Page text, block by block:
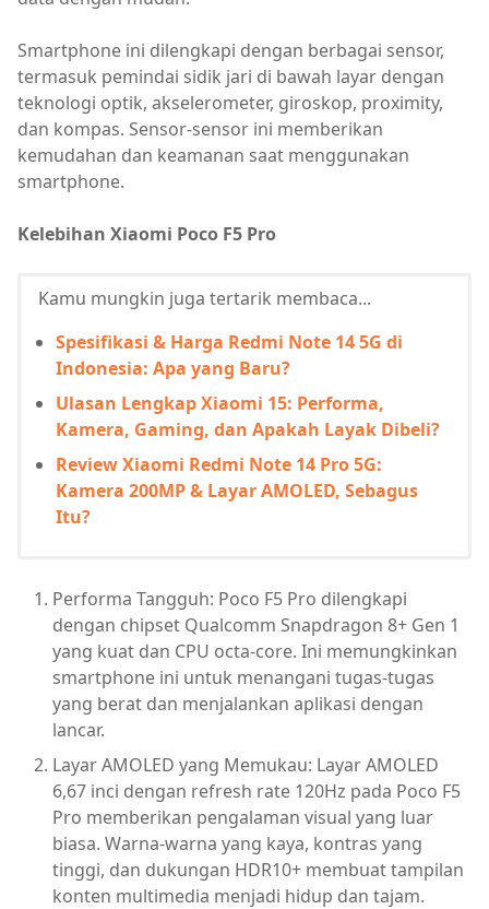
Smartphone ini dilengkapi dengan berbagai sensor,
termasuk pemindai sidik jari di bawah layar dengan
teknologi optik, akselerometer, giroskop, proximity,
dan kompas. Sensor-sensor ini memberikan
kemudahan dan keamanan saat menggunakan
smartphone.
Kelebihan Xiaomi Poco F5 Pro
Kamu mungkin juga tertarik membaca...
Spesifikasi & Harga Redmi Note 14 5G di
Indonesia: Apa yang Baru?
Ulasan Lengkap Xiaomi 15: Performa,
Kamera, Gaming, dan Apakah Layak Dibeli?
Review Xiaomi Redmi Note 14 Pro 5G:
Kamera 200MP & Layar AMOLED, Sebagus
Itu?
Performa Tangguh: Poco F5 Pro dilengkapi
dengan chipset Qualcomm Snapdragon 8+ Gen 1
yang kuat dan CPU octa-core. Ini memungkinkan
smartphone ini untuk menangani tugas-tugas
yang berat dan menjalankan aplikasi dengan
lancar.
Layar AMOLED yang Memukau: Layar AMOLED
6,67 inci dengan refresh rate 120Hz pada Poco F5
Pro memberikan pengalaman visual yang luar
biasa. Warna-warna yang kaya, kontras yang
tinggi, dan dukungan HDR10+ membuat tampilan
konten multimedia menjadi hidup dan tajam.